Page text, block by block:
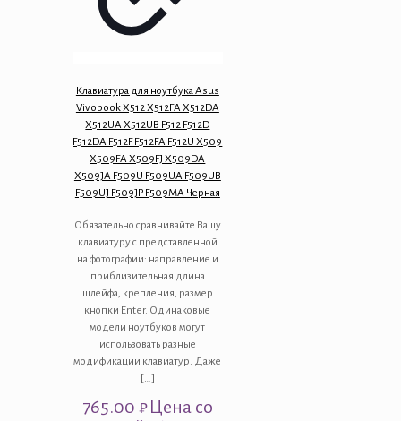
Клавиатура для ноутбука Asus
Vivobook X512 X512FA X512DA
X512UA X512UB F512 F512D
F512DA F512F F512FA F512U X509
X509FA X509FJ X509DA
X509JA F509U F509UA F509UB
F509UJ F509JP F509MA Черная
Обязательно сравнивайте Вашу
клавиатуру с представленной
на фотографии: направление и
приблизительная длина
шлейфа, крепления, размер
кнопки Enter. Одинаковые
модели ноутбуков могут
использовать разные
модификации клавиатур. Даже
[…]
765.00 ₽Цена со